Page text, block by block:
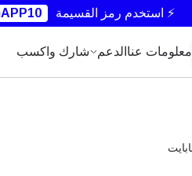
⚡ استخدم رمز القسيمة APP10
معلومات عنا الدعم شارك واكسب